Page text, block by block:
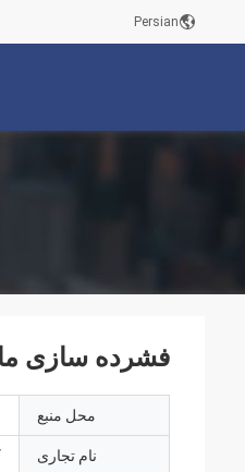
Persian
فشرده سازی
محل منبع
نام تجاری